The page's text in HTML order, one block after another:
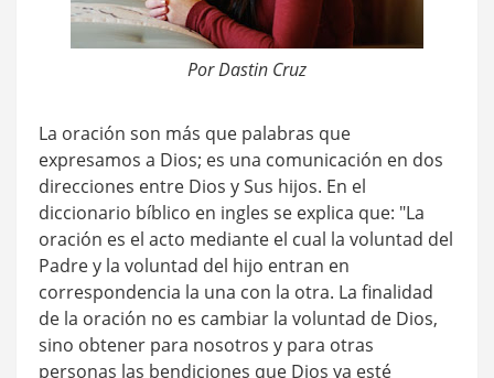
Por Dastin Cruz
La oración son más que palabras que
expresamos a Dios; es una comunicación en dos
direcciones entre Dios y Sus hijos. En el
diccionario bíblico en ingles se explica que: "La
oración es el acto mediante el cual la voluntad del
Padre y la voluntad del hijo entran en
correspondencia la una con la otra. La finalidad
de la oración no es cambiar la voluntad de Dios,
sino obtener para nosotros y para otras
personas las bendiciones que Dios ya esté